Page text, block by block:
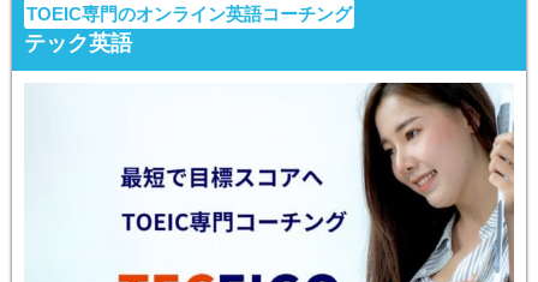
TOEIC専門のオンライン英語コーチング
テック英語